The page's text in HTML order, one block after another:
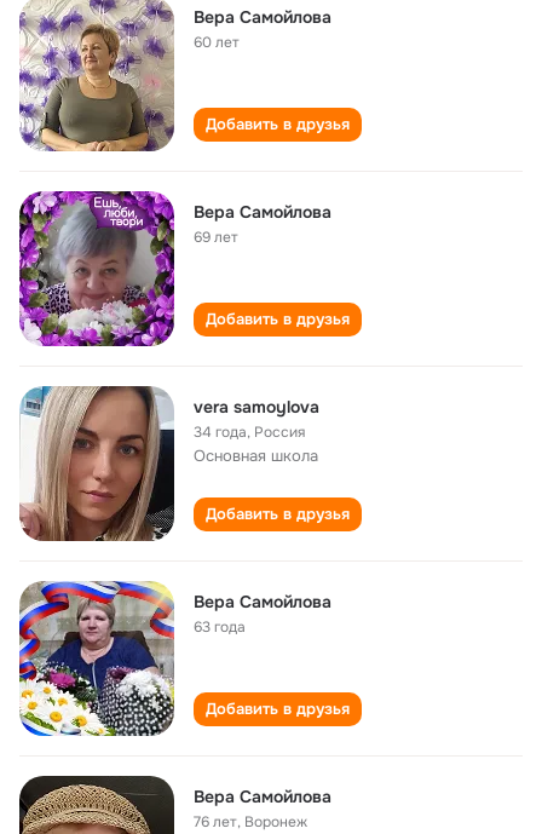
Вера Самойлова
60 лет
Добавить в друзья
Вера Самойлова
69 лет
Добавить в друзья
vera samoylova
34 года, Россия
Основная школа
Добавить в друзья
Вера Самойлова
63 года
Добавить в друзья
Вера Самойлова
76 лет, Воронеж